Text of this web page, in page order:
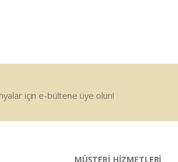
için e-bültene üye olun!
MÜŞTERİ HİZMETLERİ